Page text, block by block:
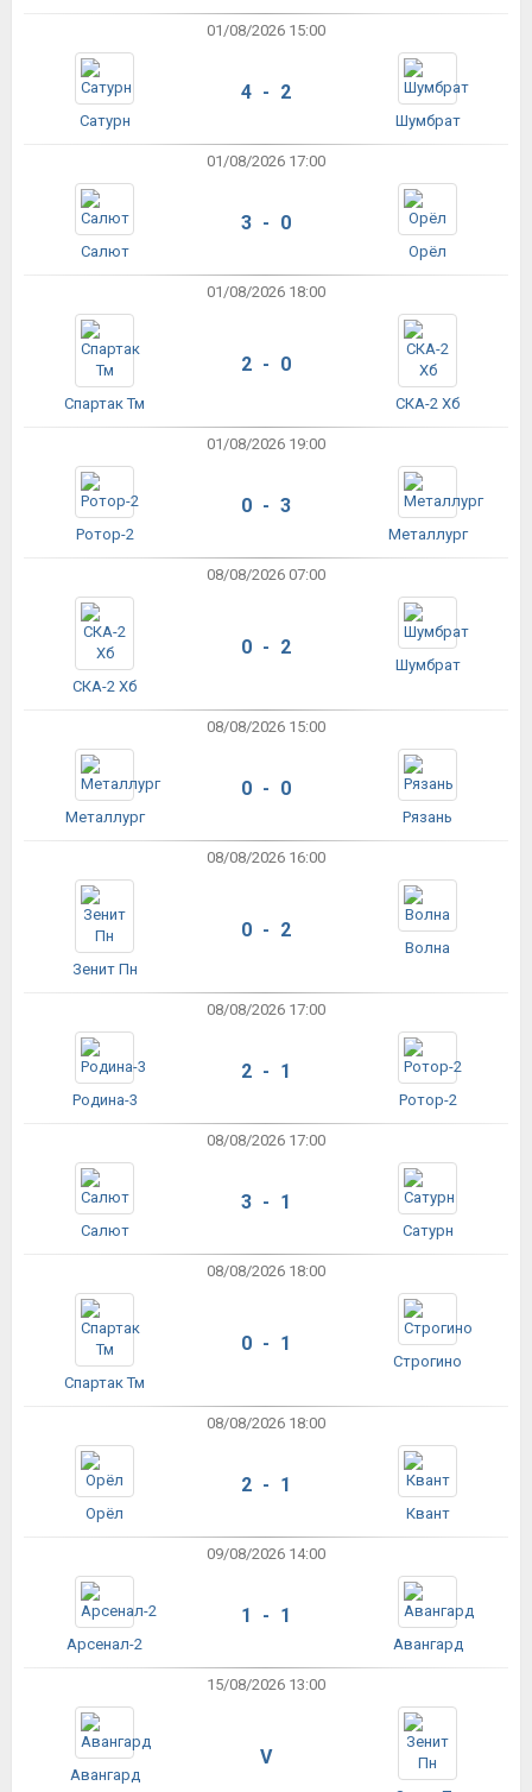
01/08/2026 15:00
Сатурн
4 - 2
Шумбрат
01/08/2026 17:00
Салют
3 - 0
Орёл
01/08/2026 18:00
Спартак Тм
2 - 0
СКА-2 Хб
01/08/2026 19:00
Ротор-2
0 - 3
Металлург
08/08/2026 07:00
СКА-2 Хб
0 - 2
Шумбрат
08/08/2026 15:00
Металлург
0 - 0
Рязань
08/08/2026 16:00
Зенит Пн
0 - 2
Волна
08/08/2026 17:00
Родина-3
2 - 1
Ротор-2
08/08/2026 17:00
Салют
3 - 1
Сатурн
08/08/2026 18:00
Спартак Тм
0 - 1
Строгино
08/08/2026 18:00
Орёл
2 - 1
Квант
09/08/2026 14:00
Арсенал-2
1 - 1
Авангард
15/08/2026 13:00
Авангард
V